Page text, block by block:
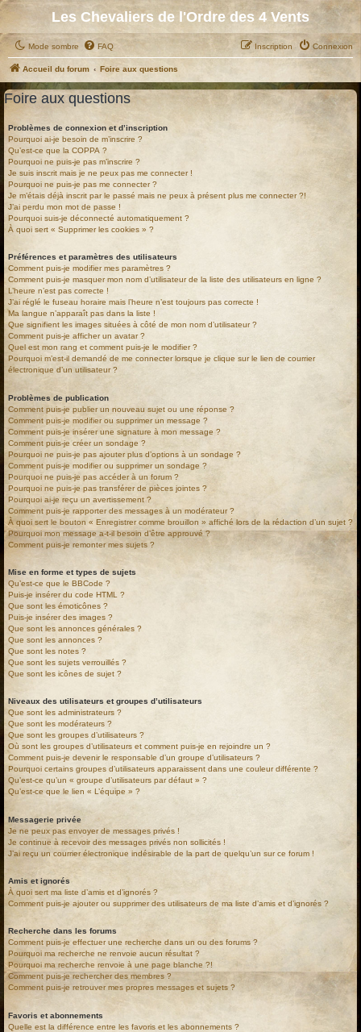
Les Chevaliers de l'Ordre des 4 Vents
Mode sombre FAQ Connexion
Inscription
Accueil du forum Foire aux questions
Foire aux questions
Problèmes de connexion et d’inscription
Pourquoi ai-je besoin de m’inscrire ?
Qu’est-ce que la COPPA ?
Pourquoi ne puis-je pas m’inscrire ?
Je suis inscrit mais je ne peux pas me connecter !
Pourquoi ne puis-je pas me connecter ?
Je m’étais déjà inscrit par le passé mais ne peux à présent plus me connecter ?!
J’ai perdu mon mot de passe !
Pourquoi suis-je déconnecté automatiquement ?
À quoi sert « Supprimer les cookies » ?
Préférences et paramètres des utilisateurs
Comment puis-je modifier mes paramètres ?
Comment puis-je masquer mon nom d’utilisateur de la liste des utilisateurs en ligne ?
L’heure n’est pas correcte !
J’ai réglé le fuseau horaire mais l’heure n’est toujours pas correcte !
Ma langue n’apparaît pas dans la liste !
Que signifient les images situées à côté de mon nom d’utilisateur ?
Comment puis-je afficher un avatar ?
Quel est mon rang et comment puis-je le modifier ?
Pourquoi m’est-il demandé de me connecter lorsque je clique sur le lien de courrier
électronique d’un utilisateur ?
Problèmes de publication
Comment puis-je publier un nouveau sujet ou une réponse ?
Comment puis-je modifier ou supprimer un message ?
Comment puis-je insérer une signature à mon message ?
Comment puis-je créer un sondage ?
Pourquoi ne puis-je pas ajouter plus d’options à un sondage ?
Comment puis-je modifier ou supprimer un sondage ?
Pourquoi ne puis-je pas accéder à un forum ?
Pourquoi ne puis-je pas transférer de pièces jointes ?
Pourquoi ai-je reçu un avertissement ?
Comment puis-je rapporter des messages à un modérateur ?
À quoi sert le bouton « Enregistrer comme brouillon » affiché lors de la rédaction d’un sujet ?
Pourquoi mon message a-t-il besoin d’être approuvé ?
Comment puis-je remonter mes sujets ?
Mise en forme et types de sujets
Qu’est-ce que le BBCode ?
Puis-je insérer du code HTML ?
Que sont les émoticônes ?
Puis-je insérer des images ?
Que sont les annonces générales ?
Que sont les annonces ?
Que sont les notes ?
Que sont les sujets verrouillés ?
Que sont les icônes de sujet ?
Niveaux des utilisateurs et groupes d’utilisateurs
Que sont les administrateurs ?
Que sont les modérateurs ?
Que sont les groupes d’utilisateurs ?
Où sont les groupes d’utilisateurs et comment puis-je en rejoindre un ?
Comment puis-je devenir le responsable d’un groupe d’utilisateurs ?
Pourquoi certains groupes d’utilisateurs apparaissent dans une couleur différente ?
Qu’est-ce qu’un « groupe d’utilisateurs par défaut » ?
Qu’est-ce que le lien « L’équipe » ?
Messagerie privée
Je ne peux pas envoyer de messages privés !
Je continue à recevoir des messages privés non sollicités !
J’ai reçu un courrier électronique indésirable de la part de quelqu’un sur ce forum !
Amis et ignorés
À quoi sert ma liste d’amis et d’ignorés ?
Comment puis-je ajouter ou supprimer des utilisateurs de ma liste d’amis et d’ignorés ?
Recherche dans les forums
Comment puis-je effectuer une recherche dans un ou des forums ?
Pourquoi ma recherche ne renvoie aucun résultat ?
Pourquoi ma recherche renvoie à une page blanche ?!
Comment puis-je rechercher des membres ?
Comment puis-je retrouver mes propres messages et sujets ?
Favoris et abonnements
Quelle est la différence entre les favoris et les abonnements ?